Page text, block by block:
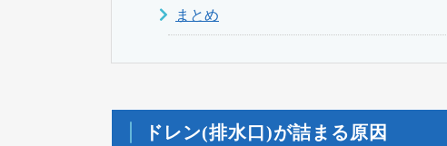
まとめ
ドレン(排水口)が詰まる原因